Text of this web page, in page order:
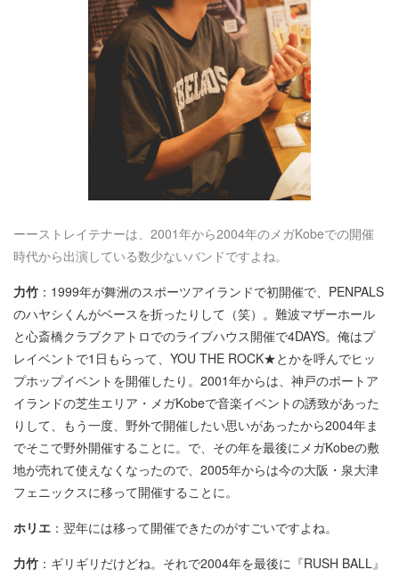
ーーストレイテナーは、2001年から2004年のメガKobeでの開催
時代から出演している数少ないバンドですよね。
力竹 ：1999年が舞洲のスポーツアイランドで初開催で、PENPALS
のハヤシくんがベースを折ったりして（笑）。難波マザーホール
と心斎橋クラブクアトロでのライブハウス開催で4DAYS。俺はプ
レイベントで1日もらって、YOU THE ROCK★とかを呼んでヒッ
プホップイベントを開催したり。2001年からは、神戸のポートア
イランドの芝生エリア・メガKobeで音楽イベントの誘致があった
りして、もう一度、野外で開催したい思いがあったから2004年ま
でそこで野外開催することに。で、その年を最後にメガKobeの敷
地が売れて使えなくなったので、2005年からは今の大阪・泉大津
フェニックスに移って開催することに。
ホリエ ：翌年には移って開催できたのがすごいですよね。
力竹 ：ギリギリだけどね。それで2004年を最後に『RUSH BALL』